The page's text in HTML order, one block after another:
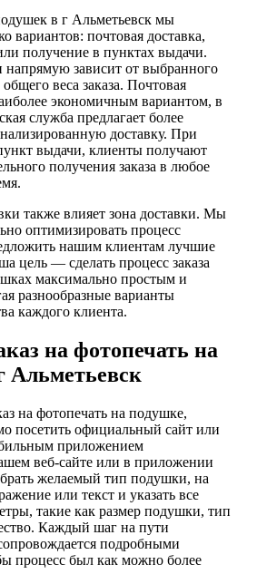
в г Альметьевск мы
вариантов: почтовая доставка,
получение в пунктах выдачи.
напрямую зависит от выбранного
веса заказа. Почтовая
экономичным вариантом, в
служба предлагает более
доставку. При
выдачи, клиенты получают
получения заказа в любое
также влияет зона доставки. Мы
оптимизировать процесс
нашим клиентам лучшие
цель — сделать процесс заказа
максимально простым и
разнообразные варианты
каждого клиента.
на фотопечать на
Альметьевск
на фотопечать на подушке,
посетить официальный сайт или
приложением
веб-сайте или в приложении
желаемый тип подушки, на
или текст и указать все
такие как размер подушки, тип
Каждый шаг на пути
подробными
процесс был как можно более